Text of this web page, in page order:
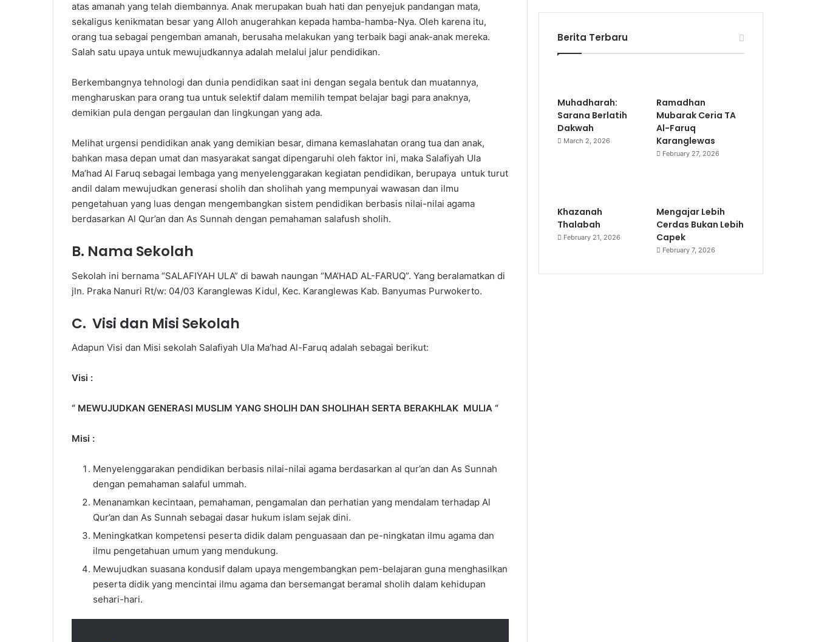
atas amanah yang telah diembannya. Anak merupakan buah hati dan penyejuk pandangan mata,
sekaligus kenikmatan besar yang Alloh anugerahkan kepada hamba-hamba-Nya. Oleh karena itu,
orang tua sebagai pengemban amanah, berusaha melakukan yang terbaik bagi anak-anak mereka.
Salah satu upaya untuk mewujudkannya adalah melalui jalur pendidikan.
Berkembangnya tehnologi dan dunia pendidikan saat ini dengan segala bentuk dan muatannya,
mengharuskan para orang tua untuk selektif dalam memilih tempat belajar bagi para anaknya,
demikian pula dengan pergaulan dan lingkungan yang ada.
Melihat urgensi pendidikan anak yang demikian besar, dimana kemaslahatan orang tua dan anak,
bahkan masa depan umat dan masyarakat sangat dipengaruhi oleh faktor ini, maka Salafiyah Ula
Ma’had Al Faruq sebagai lembaga yang menyelenggarakan kegiatan pendidikan, berupaya untuk turut
andil dalam mewujudkan generasi sholih dan sholihah yang mempunyai wawasan dan ilmu
pengetahuan yang luas dengan mengembangkan sistem pendidikan berbasis nilai-nilai agama
berdasarkan Al Qur’an dan As Sunnah dengan pemahaman salafush sholih.
B. Nama Sekolah
Sekolah ini bernama “SALAFIYAH ULA” di bawah naungan “MA’HAD AL-FARUQ”. Yang beralamatkan di
jln. Praka Nanuri Rt/w: 04/03 Karanglewas Kidul, Kec. Karanglewas Kab. Banyumas Purwokerto.
C. Visi dan Misi Sekolah
Adapun Visi dan Misi sekolah Salafiyah Ula Ma’had Al-Faruq adalah sebagai berikut:
Visi :
“ MEWUJUDKAN GENERASI MUSLIM YANG SHOLIH DAN SHOLIHAH SERTA BERAKHLAK MULIA “
Misi :
Menyelenggarakan pendidikan berbasis nilai-nilai agama berdasarkan al qur’an dan As Sunnah
dengan pemahaman salaful ummah.
Menanamkan kecintaan, pemahaman, pengamalan dan perhatian yang mendalam terhadap Al
Qur’an dan As Sunnah sebagai dasar hukum islam sejak dini.
Meningkatkan kompetensi peserta didik dalam penguasaan dan pe-ningkatan ilmu agama dan
ilmu pengetahuan umum yang mendukung.
Mewujudkan suasana kondusif dalam upaya mengembangkan pem-belajaran guna menghasilkan
peserta didik yang mencintai ilmu agama dan bersemangat beramal sholih dalam kehidupan
sehari-hari.
Berita Terbaru
Muhadharah:
Sarana Berlatih
Dakwah
March 2, 2026
Ramadhan
Mubarak Ceria TA
Al-Faruq
Karanglewas
February 27, 2026
Khazanah
Thalabah
February 21, 2026
Mengajar Lebih
Cerdas Bukan Lebih
Capek
February 7, 2026